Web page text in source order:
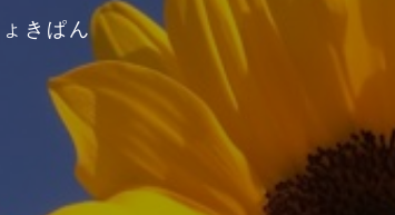
きぱん